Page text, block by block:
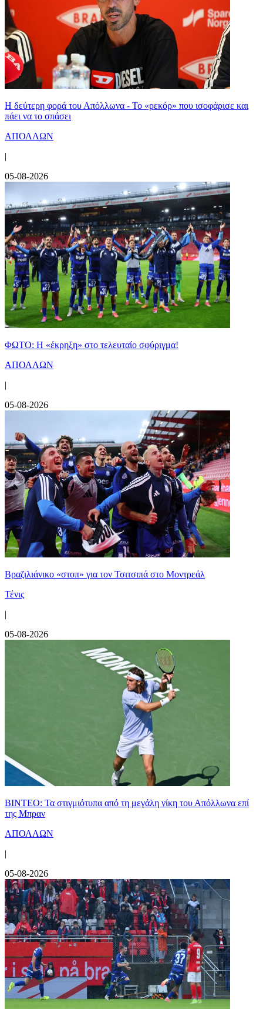
Η δεύτερη φορά του Απόλλωνα - Το «ρεκόρ» που ισοφάρισε και
πάει να το σπάσει
ΑΠΟΛΛΩΝ
|
05-08-2026
ΦΩΤΟ: Η «έκρηξη» στο τελευταίο σφύριγμα!
ΑΠΟΛΛΩΝ
|
05-08-2026
Βραζιλιάνικο «στοπ» για τον Τσιτσιπά στο Μοντρεάλ
Τένις
|
05-08-2026
ΒΙΝΤΕΟ: Τα στιγμιότυπα από τη μεγάλη νίκη του Απόλλωνα επί
της Μπραν
ΑΠΟΛΛΩΝ
|
05-08-2026